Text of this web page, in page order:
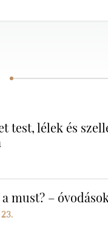
test, lélek és
must? –
23.